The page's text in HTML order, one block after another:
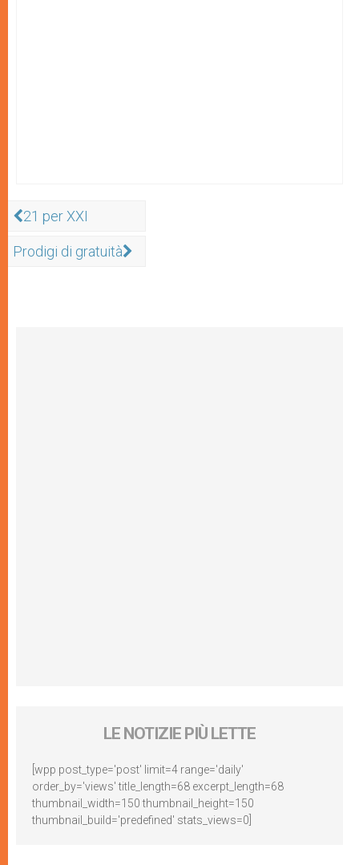
21 per XXI
Prodigi di gratuità
LE NOTIZIE PIÙ LETTE
[wpp post_type='post' limit=4 range='daily'
order_by='views' title_length=68 excerpt_length=68
thumbnail_width=150 thumbnail_height=150
thumbnail_build='predefined' stats_views=0]